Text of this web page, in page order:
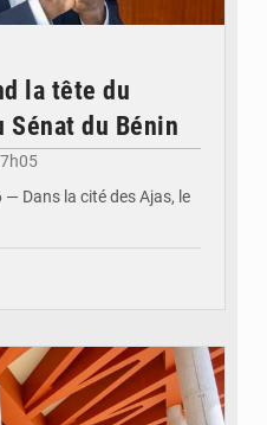
la tête du
Sénat du Bénin
— Dans la cité des Ajas, le